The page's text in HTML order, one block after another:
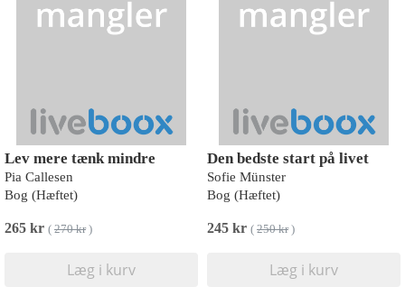
Lev mere tænk mindre
Pia Callesen
Bog (Hæftet)
265 kr ( 270 kr)
Læg i kurv
Den bedste start på livet
Sofie Münster
Bog (Hæftet)
245 kr ( 250 kr)
Læg i kurv